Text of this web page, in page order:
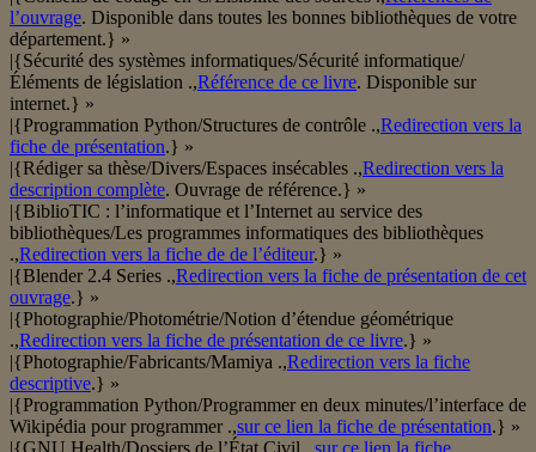
l’ouvrage. Disponible dans toutes les bonnes bibliothèques de votre
département.} »
|{Sécurité des systèmes informatiques/Sécurité informatique/
Éléments de législation .,Référence de ce livre. Disponible sur
internet.} »
|{Programmation Python/Structures de contrôle .,Redirection vers la
fiche de présentation.} »
|{Rédiger sa thèse/Divers/Espaces insécables .,Redirection vers la
description complète. Ouvrage de référence.} »
|{BiblioTIC : l’informatique et l’Internet au service des
bibliothèques/Les programmes informatiques des bibliothèques
.,Redirection vers la fiche de de l’éditeur.} »
|{Blender 2.4 Series .,Redirection vers la fiche de présentation de cet
ouvrage.} »
|{Photographie/Photométrie/Notion d’étendue géométrique
.,Redirection vers la fiche de présentation de ce livre.} »
|{Photographie/Fabricants/Mamiya .,Redirection vers la fiche
descriptive.} »
|{Programmation Python/Programmer en deux minutes/l’interface de
Wikipédia pour programmer .,sur ce lien la fiche de présentation.} »
|{GNU Health/Dossiers de l’État Civil .,sur ce lien la fiche